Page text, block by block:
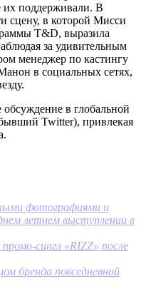
их поддерживали. В
сцену, в которой Мисси
T&D, выразила
за удивительным
менеджер по кастингу
в социальных сетях,
в глобальной
Twitter), привлекая
фотографиями и
летнем выступлении в
сингл «RIZZ» после
бренда повседневной